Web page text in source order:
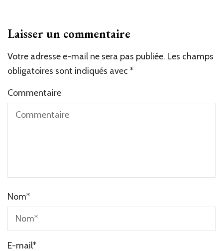
Laisser un commentaire
Votre adresse e-mail ne sera pas publiée. Les champs
obligatoires sont indiqués avec *
Commentaire
Nom*
E-mail*